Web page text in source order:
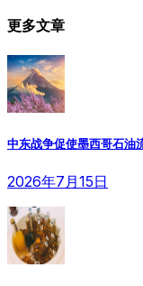
更多文章
中东战争促使墨西哥石油
2026年7月15日